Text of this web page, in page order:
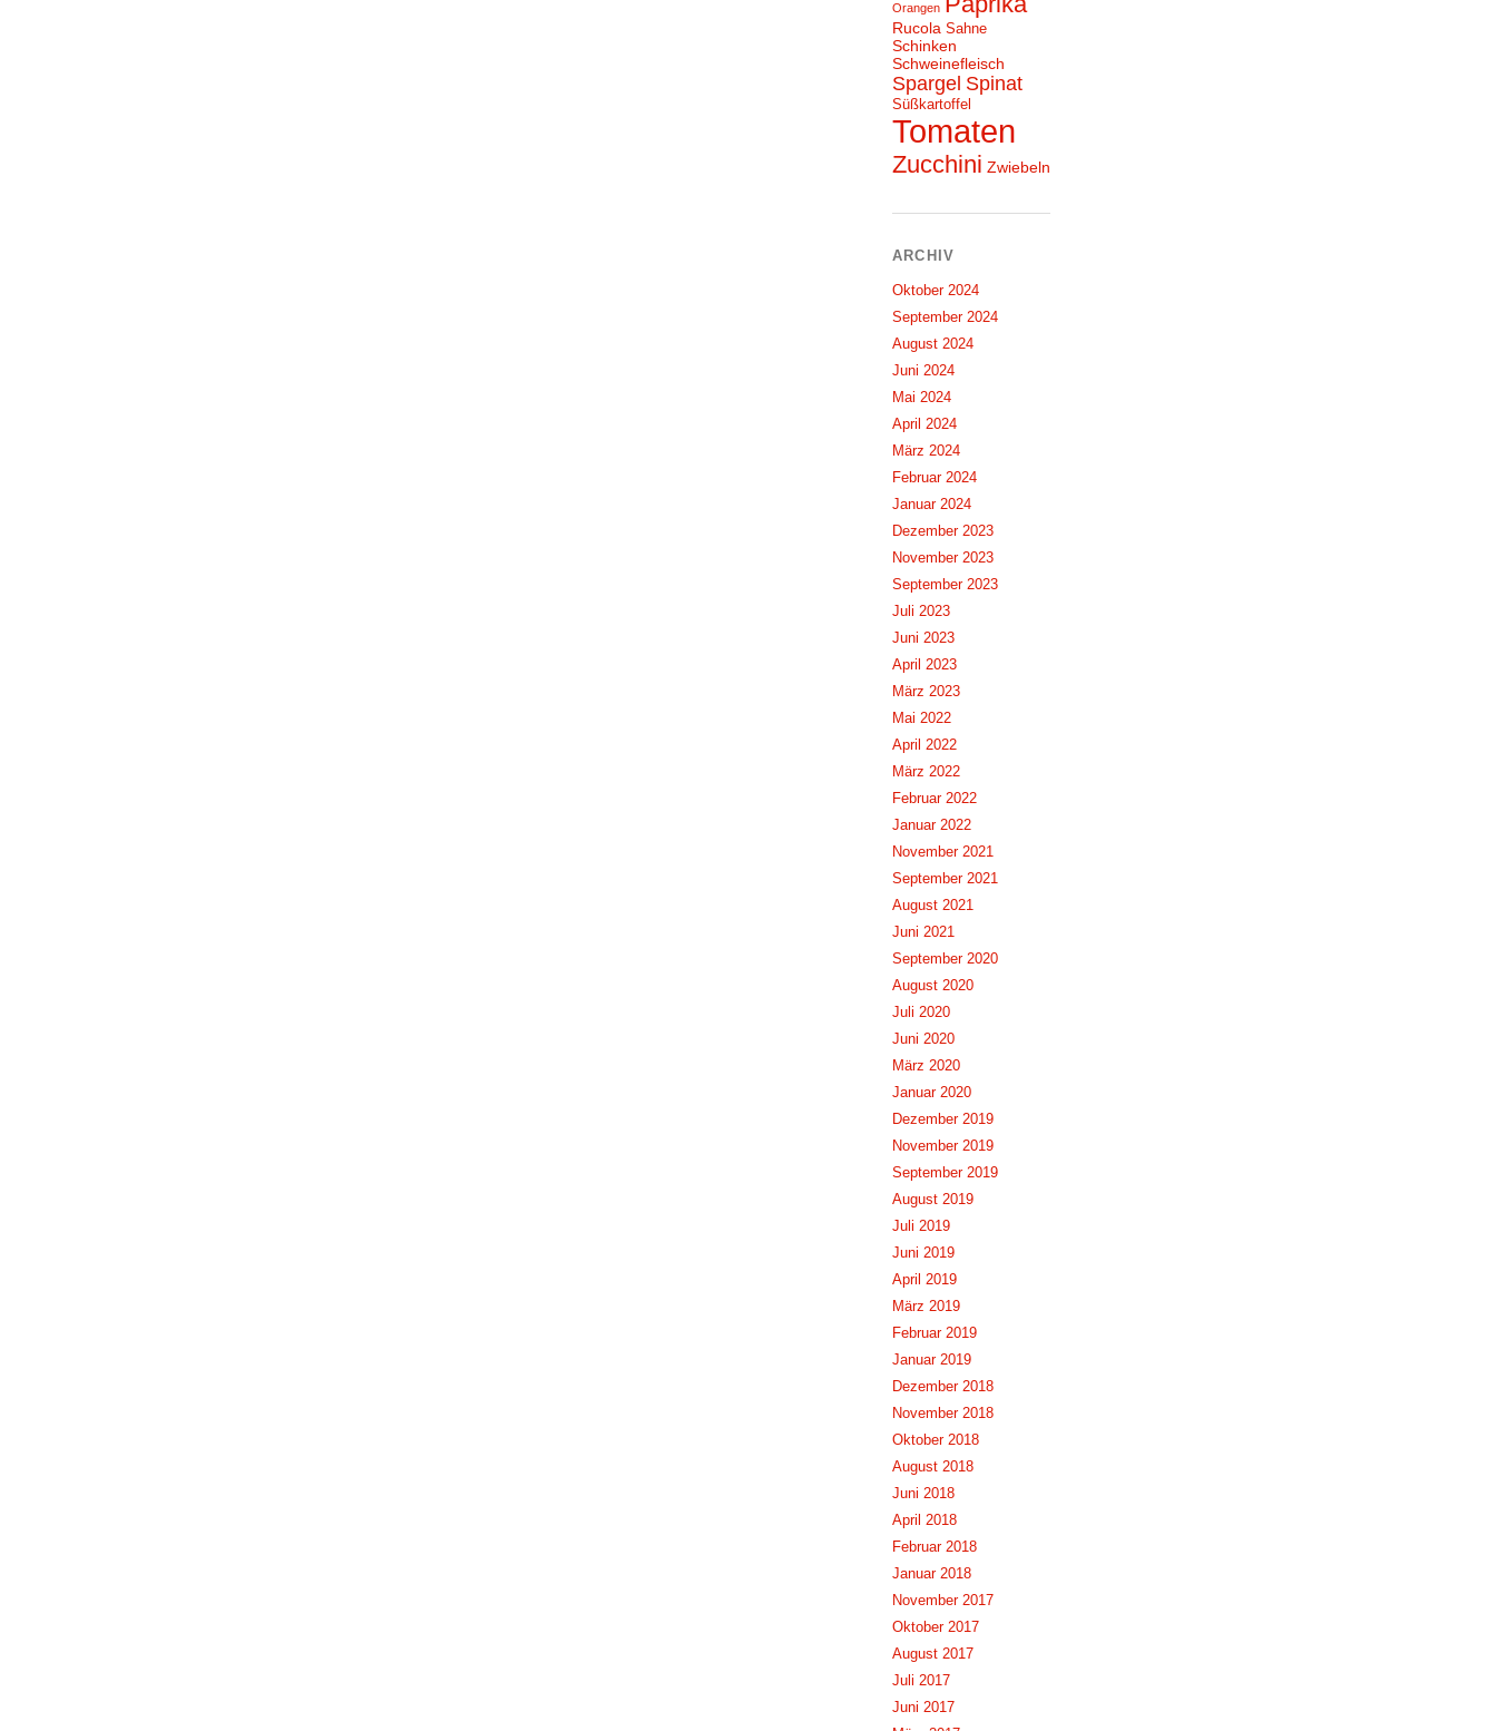
Orangen
Rucola Sahne
Schinken
Schweinefleisch
Spargel Spinat
Süßkartoffel
Tomaten
Zucchini Zwiebeln
ARCHIV
Oktober 2024
September 2024
August 2024
Juni 2024
Mai 2024
April 2024
März 2024
Februar 2024
Januar 2024
Dezember 2023
November 2023
September 2023
Juli 2023
Juni 2023
April 2023
März 2023
Mai 2022
April 2022
März 2022
Februar 2022
Januar 2022
November 2021
September 2021
August 2021
Juni 2021
September 2020
August 2020
Juli 2020
Juni 2020
März 2020
Januar 2020
Dezember 2019
November 2019
September 2019
August 2019
Juli 2019
Juni 2019
April 2019
März 2019
Februar 2019
Januar 2019
Dezember 2018
November 2018
Oktober 2018
August 2018
Juni 2018
April 2018
Februar 2018
Januar 2018
November 2017
Oktober 2017
August 2017
Juli 2017
Juni 2017